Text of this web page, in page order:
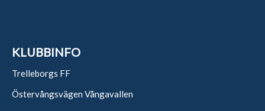
KLUBBINFO
Trelleborgs FF
Östervångsvägen Vångavallen